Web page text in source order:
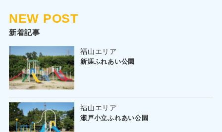
NEW POST
新着記事
福山エリア
新涯ふれあい公園
福山エリア
瀬戸小立ふれあい公園